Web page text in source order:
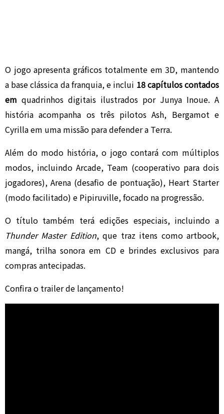
O jogo apresenta gráficos totalmente em 3D, mantendo
a base clássica da franquia, e inclui 18 capítulos contados
em quadrinhos digitais ilustrados por Junya Inoue. A
história acompanha os três pilotos Ash, Bergamot e
Cyrilla em uma missão para defender a Terra.
Além do modo história, o jogo contará com múltiplos
modos, incluindo Arcade, Team (cooperativo para dois
jogadores), Arena (desafio de pontuação), Heart Starter
(modo facilitado) e Pipiruville, focado na progressão.
O título também terá edições especiais, incluindo a
Thunder Master Edition, que traz itens como artbook,
mangá, trilha sonora em CD e brindes exclusivos para
compras antecipadas.
Confira o trailer de lançamento!